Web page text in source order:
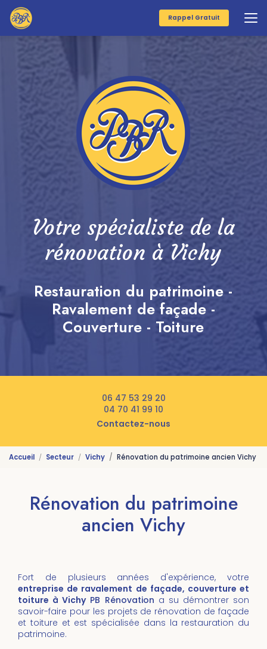
Aller
au
contenu
principal
Rappel Gratuit
Votre spécialiste de la
rénovation à Vichy
Restauration du patrimoine -
Ravalement de façade -
Couverture - Toiture
06 47 53 29 20
04 70 41 99 10
Contactez-nous
Accueil Secteur Vichy Rénovation du patrimoine ancien Vichy
Rénovation du patrimoine
ancien Vichy
Fort de plusieurs années d'expérience, votre
entreprise de ravalement de façade, couverture et
toiture à Vichy PB Rénovation a su démontrer son
savoir-faire pour les projets de rénovation de façade
et toiture et est spécialisée dans la restauration du
patrimoine.